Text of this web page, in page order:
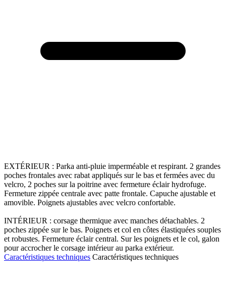
EXTÉRIEUR : Parka anti-pluie imperméable et respirant. 2 grandes
poches frontales avec rabat appliqués sur le bas et fermées avec du
velcro, 2 poches sur la poitrine avec fermeture éclair hydrofuge.
Fermeture zippée centrale avec patte frontale. Capuche ajustable et
amovible. Poignets ajustables avec velcro confortable.
INTÉRIEUR : corsage thermique avec manches détachables. 2
poches zippée sur le bas. Poignets et col en côtes élastiquées souples
et robustes. Fermeture éclair central. Sur les poignets et le col, galon
pour accrocher le corsage intérieur au parka extérieur.
Caractéristiques techniques Caractéristiques techniques